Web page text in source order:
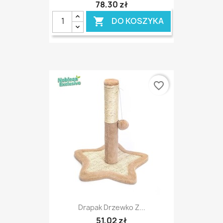
78,30 zł
 DO KOSZYKA
Drapak Drzewko Z...
51,02 zł
favorite_border